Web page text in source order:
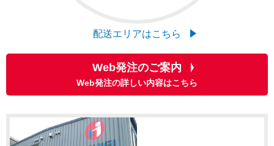
配送エリアはこちら
Web発注のご案内
Web発注の詳しい内容はこちら